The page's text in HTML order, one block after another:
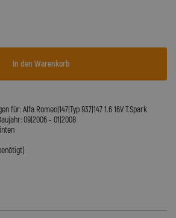
In den Warenkorb
Alfa Romeo|147|Typ 937|147 1.6 16V T.Spark
09|2006 - 01|2008